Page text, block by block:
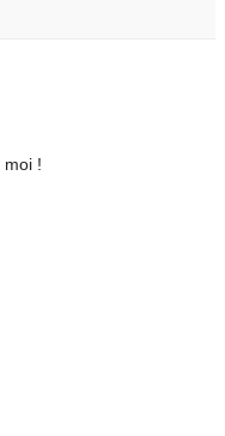
moi !